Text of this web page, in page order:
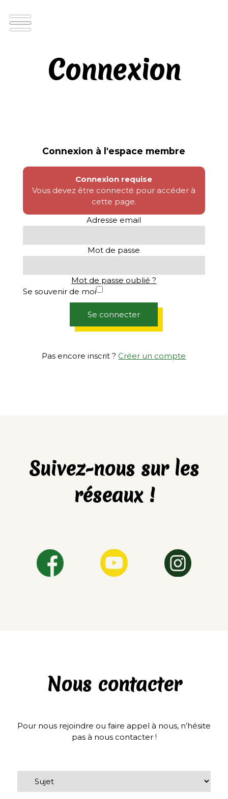
Connexion
Connexion à l'espace membre
Connexion requise
Vous devez être connecté pour accéder à
cette page.
Adresse email
Mot de passe
Mot de passe oublié ?
Se souvenir de moi
Se connecter
Pas encore inscrit ? Créer un compte
Suivez-nous sur les
réseaux !
Nous contacter
Pour nous rejoindre ou faire appel à nous, n’hésite
pas à nous contacter !